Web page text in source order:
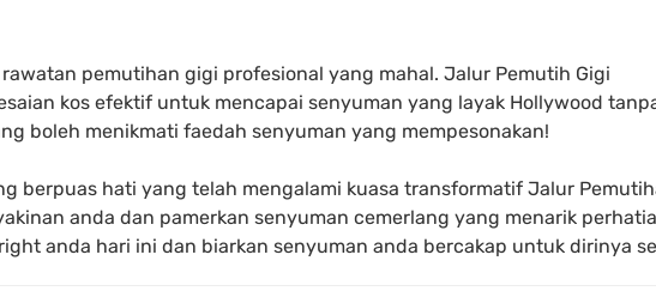
pemutihan gigi profesional yang mahal. Jalur Pemutih Gigi
kos efektif untuk mencapai senyuman yang layak Hollywood
boleh menikmati faedah senyuman yang mempesonakan!
berpuas hati yang telah mengalami kuasa transformatif Jalur
anda dan pamerkan senyuman cemerlang yang menarik
anda hari ini dan biarkan senyuman anda bercakap untuk dirinya